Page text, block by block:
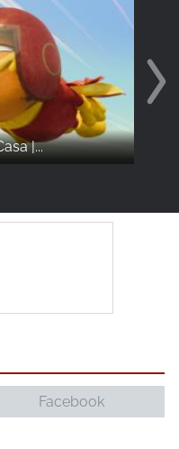
|...
Facebook